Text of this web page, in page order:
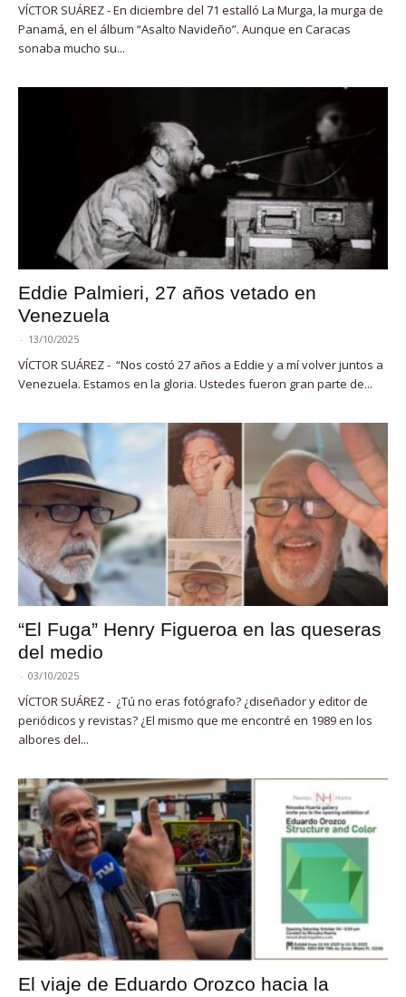
VÍCTOR SUÁREZ - En diciembre del 71 estalló La Murga, la murga de
Panamá, en el álbum “Asalto Navideño”. Aunque en Caracas
sonaba mucho su...
Eddie Palmieri, 27 años vetado en
Venezuela
- 13/10/2025
VÍCTOR SUÁREZ - “Nos costó 27 años a Eddie y a mí volver juntos a
Venezuela. Estamos en la gloria. Ustedes fueron gran parte de...
“El Fuga” Henry Figueroa en las queseras
del medio
- 03/10/2025
VÍCTOR SUÁREZ - ¿Tú no eras fotógrafo? ¿diseñador y editor de
periódicos y revistas? ¿El mismo que me encontré en 1989 en los
albores del...
El viaje de Eduardo Orozco hacia la